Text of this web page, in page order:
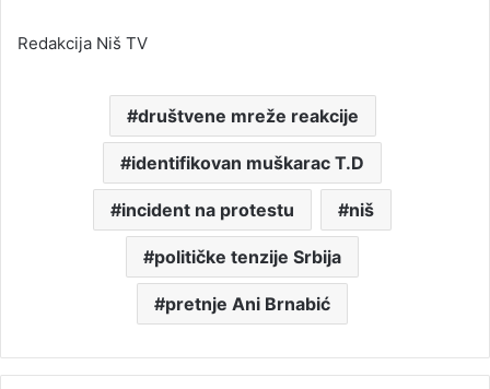
Redakcija Niš TV
društvene mreže reakcije
identifikovan muškarac T.D
incident na protestu niš
političke tenzije Srbija
pretnje Ani Brnabić